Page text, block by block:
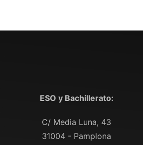
ESO y Bachillerato:
C/ Media Luna, 43
31004 - Pamplona